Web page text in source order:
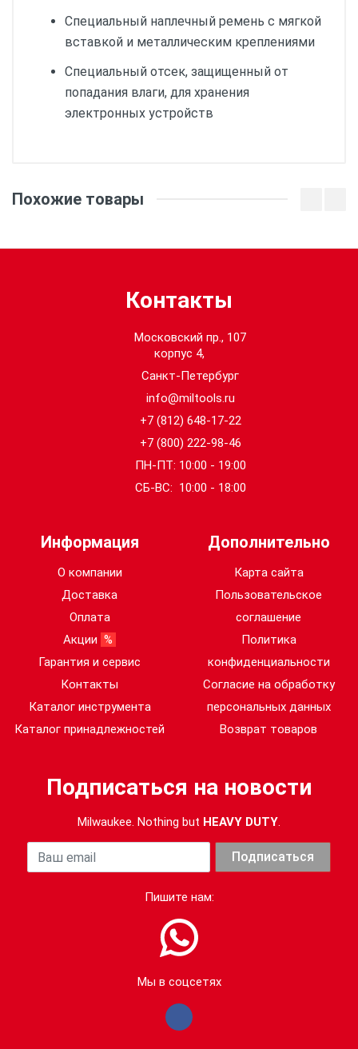
Специальный наплечный ремень с мягкой
вставкой и металлическим креплениями
Специальный отсек, защищенный от
попадания влаги, для хранения
электронных устройств
Похожие товары
Контакты
Московский пр., 107
корпус 4,
Санкт-Петербург
info@miltools.ru
+7 (812) 648-17-22
+7 (800) 222-98-46
ПН-ПТ: 10:00 - 19:00
СБ-ВС: 10:00 - 18:00
Информация
О компании
Доставка
Оплата
Акции %
Гарантия и сервис
Контакты
Каталог инструмента
Каталог принадлежностей
Дополнительно
Карта сайта
Пользовательское
соглашение
Политика
конфиденциальности
Согласие на обработку
персональных данных
Возврат товаров
Подписаться на новости
Milwaukee. Nothing but HEAVY DUTY.
Ваша почта Подписаться
Пишите нам:
Мы в соцсетях